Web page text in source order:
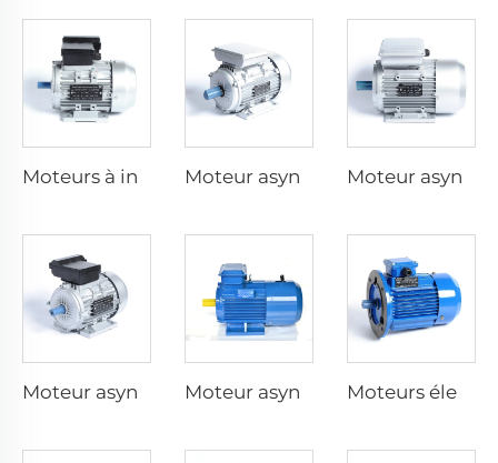
Moteurs électriques à vitesse variable